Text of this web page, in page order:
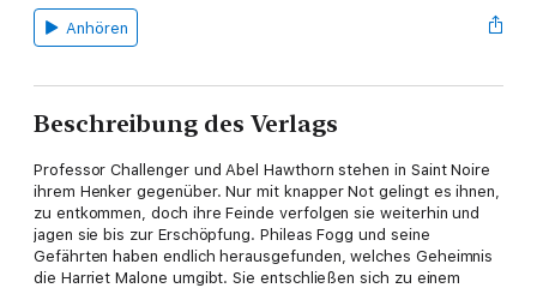
Anhören
Beschreibung des Verlags
Professor Challenger und Abel Hawthorn stehen in Saint Noire
ihrem Henker gegenüber. Nur mit knapper Not gelingt es ihnen,
zu entkommen, doch ihre Feinde verfolgen sie weiterhin und
jagen sie bis zur Erschöpfung. Phileas Fogg und seine
Gefährten haben endlich herausgefunden, welches Geheimnis
die Harriet Malone umgibt. Sie entschließen sich zu einem